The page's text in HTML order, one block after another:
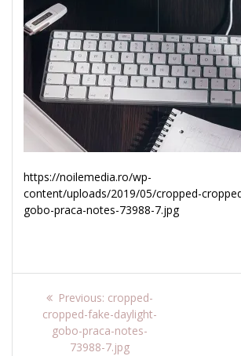
https://noilemedia.ro/wp-
content/uploads/2019/05/cropped-
gobo-praca-notes-73988-7.jpg
Navigare
Previous: Previous
post:
cropped-
cropped-fake-daylight-
gobo-praca-notes-
73988-7.jpg